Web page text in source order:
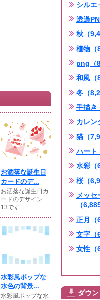
お洒落な誕生日
カードのデ...
お洒落な誕生日カ
ードのデザイン
13です...
水彩風ポップな
水色の背景...
水彩風ポップな水
シルエ
透過
秋（
植物（
png（
和風（
冬（
手描き
カレン
猫（
ハート
水彩（
桜（
メッセ
（
正月（
文字（
女性（
ダウ